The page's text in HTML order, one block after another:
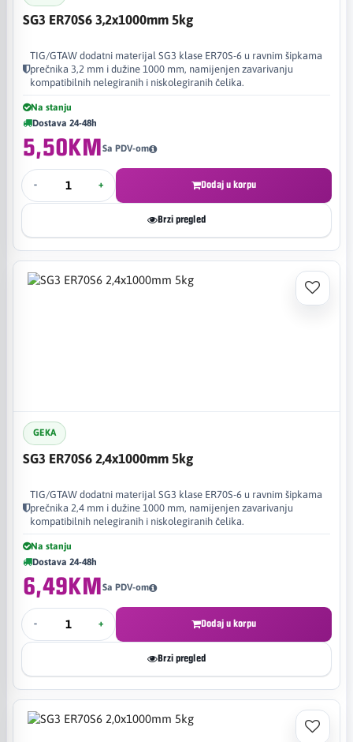
SG3 ER70S6 3,2x1000mm 5kg
TIG/GTAW dodatni materijal SG3 klase ER70S-6 u ravnim šipkama
prečnika 3,2 mm i dužine 1000 mm, namijenjen zavarivanju
kompatibilnih nelegiranih i niskolegiranih čelika.
Na stanju
Dostava 24-48h
5,50KMSa PDV-om
- + Dodaj u korpu
Brzi pregled
GEKA
SG3 ER70S6 2,4x1000mm 5kg
TIG/GTAW dodatni materijal SG3 klase ER70S-6 u ravnim šipkama
prečnika 2,4 mm i dužine 1000 mm, namijenjen zavarivanju
kompatibilnih nelegiranih i niskolegiranih čelika.
Na stanju
Dostava 24-48h
6,49KMSa PDV-om
- + Dodaj u korpu
Brzi pregled